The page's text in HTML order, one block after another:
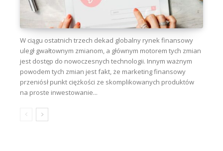
W ciągu ostatnich trzech dekad globalny rynek finansowy
uległ gwałtownym zmianom, a głównym motorem tych zmian
jest dostęp do nowoczesnych technologii. Innym ważnym
powodem tych zmian jest fakt, że marketing finansowy
przeniósł punkt ciężkości ze skomplikowanych produktów
na proste inwestowanie...